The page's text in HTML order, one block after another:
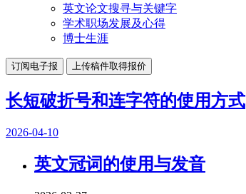
英文论文搜寻与关键字
学术职场发展及心得
博士生涯
订阅电子报 上传稿件取得报价
长短破折号和连字符的使用方式
2026-04-10
英文冠词的使用与发音